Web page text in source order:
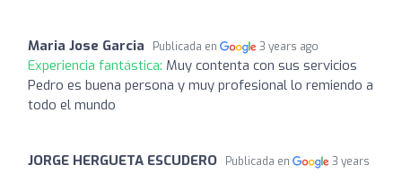
Maria Jose Garcia Publicada en 3 years ago
Experiencia fantástica: Muy contenta con sus servicios
Pedro es buena persona y muy profesional lo remiendo a
todo el mundo
JORGE HERGUETA ESCUDERO Publicada en
3 years